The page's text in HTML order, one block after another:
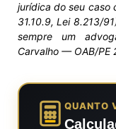
jurídica do seu caso
31.10.9, Lei 8.213/
sempre um
Carvalho — OAB/PE
QUANTO